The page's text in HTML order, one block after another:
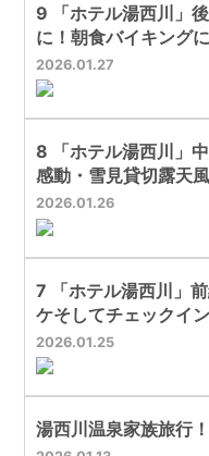
2026 01 27
9 「ホテル湯西川」
に！朝食バイキング
2026 01 26
8 「ホテル湯西川」
感動・雪見貸切露天
2026 01 25
7 「ホテル湯西川」
ケそしてチェックイ
湯西川温泉家族旅行